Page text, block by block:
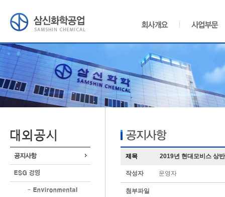
제목 2019년 현대모비스 상
작성자 운영자
첨부파일